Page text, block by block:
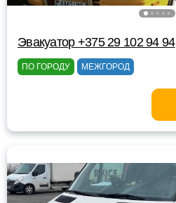
Эвакуатор +375 29 102 94 94
ПО ГОРОДУ МЕЖГОРОД